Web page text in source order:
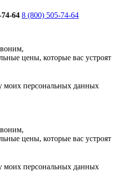
64 8 (800) 505-74-64
цены, которые вас устроят
моих персональных данных
цены, которые вас устроят
моих персональных данных